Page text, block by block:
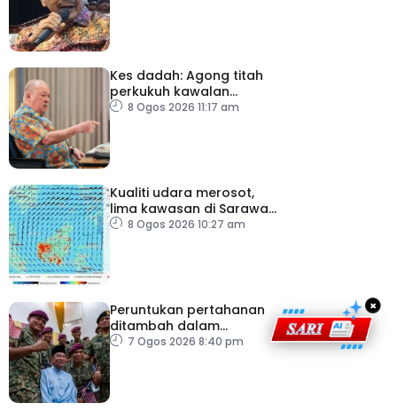
Kes dadah: Agong titah
perkukuh kawalan
lapangan terbang, pintu
8 Ogos 2026 11:17 am
Kualiti udara merosot,
lima kawasan di Sarawak
catat IPU tidak sihat
8 Ogos 2026 10:27 am
Peruntukan pertahanan
ditambah dalam
Belanjawan 2027
7 Ogos 2026 8:40 pm
×